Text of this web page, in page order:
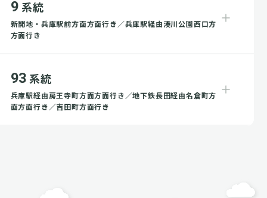
9 系統
新開地・兵庫駅前方面方面行き／兵庫駅経由湊川公園西口方
方面行き
93 系統
兵庫駅経由房王寺町方面方面行き／地下鉄長田経由名倉町方
面方面行き／吉田町方面行き